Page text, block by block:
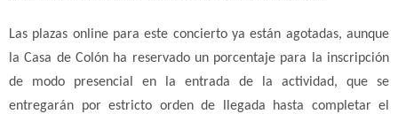
Las plazas online para este concierto ya están agotadas, aunque
la Casa de Colón ha reservado un porcentaje para la inscripción
de modo presencial en la entrada de la actividad, que se
entregarán por estricto orden de llegada hasta completar el